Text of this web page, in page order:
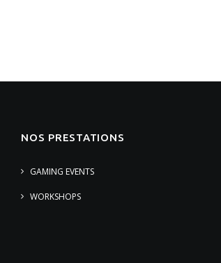
NOS PRESTATIONS
GAMING EVENTS
WORKSHOPS